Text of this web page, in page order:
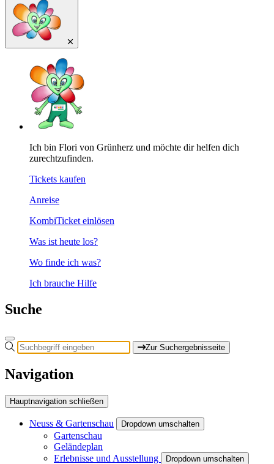
Ich bin Flori von Grünherz und möchte dir helfen dich
zurechtzufinden.
Tickets kaufen
Anreise
KombiTicket einlösen
Was ist heute los?
Wo finde ich was?
Ich brauche Hilfe
Suche
Zur Suchergebnisseite
Navigation
Hauptnavigation schließen
Neuss & Gartenschau Dropdown umschalten
Gartenschau
Geländeplan
Erlebnisse und Ausstellung
Dropdown umschalten